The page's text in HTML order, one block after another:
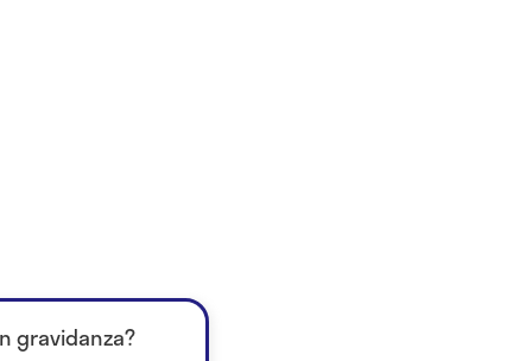
gravidanza?